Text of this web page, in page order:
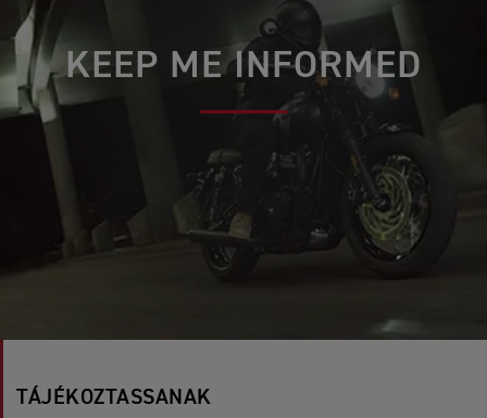
KEEP ME INFORMED
TÁJÉKOZTASSANAK